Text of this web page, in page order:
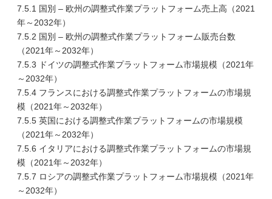
7.5.1 国別 – 欧州の調整式作業プラットフォーム売上高（2021
年～2032年）
7.5.2 国別 – 欧州の調整式作業プラットフォーム販売台数
（2021年～2032年）
7.5.3 ドイツの調整式作業プラットフォーム市場規模（2021年
～2032年）
7.5.4 フランスにおける調整式作業プラットフォームの市場規
模（2021年～2032年）
7.5.5 英国における調整式作業プラットフォームの市場規模
（2021年～2032年）
7.5.6 イタリアにおける調整式作業プラットフォームの市場規
模（2021年～2032年）
7.5.7 ロシアの調整式作業プラットフォーム市場規模（2021年
～2032年）